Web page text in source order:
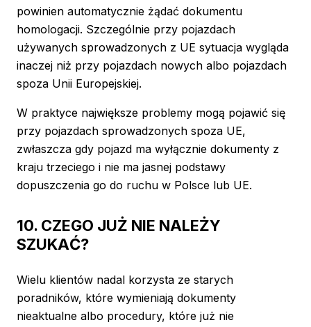
powinien automatycznie żądać dokumentu
homologacji. Szczególnie przy pojazdach
używanych sprowadzonych z UE sytuacja wygląda
inaczej niż przy pojazdach nowych albo pojazdach
spoza Unii Europejskiej.
W praktyce największe problemy mogą pojawić się
przy pojazdach sprowadzonych spoza UE,
zwłaszcza gdy pojazd ma wyłącznie dokumenty z
kraju trzeciego i nie ma jasnej podstawy
dopuszczenia go do ruchu w Polsce lub UE.
10. CZEGO JUŻ NIE NALEŻY
SZUKAĆ?
Wielu klientów nadal korzysta ze starych
poradników, które wymieniają dokumenty
nieaktualne albo procedury, które już nie